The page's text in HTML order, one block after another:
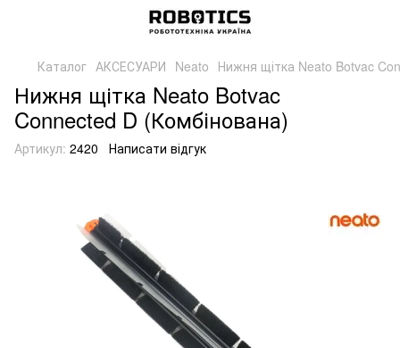
Каталог АКСЕСУАРИ Neato Нижня щітка Neato Botvac
Нижня щітка Neato Botvac
Connected D (Комбінована)
Артикул: 2420 Написати відгук